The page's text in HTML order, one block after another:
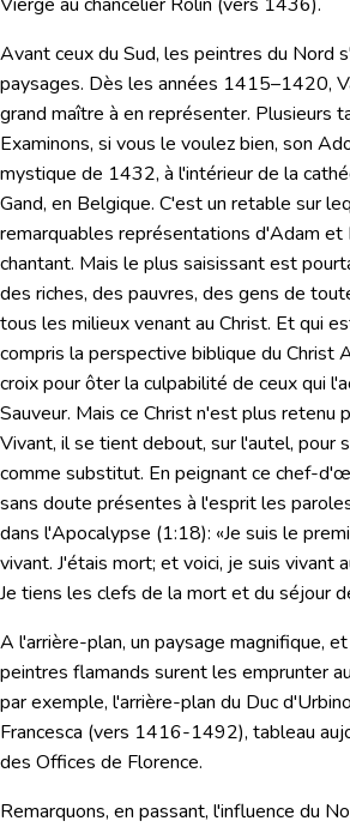
Avant ceux du Sud, les peintres du Nord
paysages. Dès les années 1415–1420,
grand maître à en représenter. Plusieurs
Examinons, si vous le voulez bien, son
mystique de 1432, à l'intérieur de la
Gand, en Belgique. C'est un retable sur
remarquables représentations d'Adam et
chantant. Mais le plus saisissant est
des riches, des pauvres, des gens de
tous les milieux venant au Christ. Et qui
compris la perspective biblique du Christ
croix pour ôter la culpabilité de ceux qui
Sauveur. Mais ce Christ n'est plus retenu
Vivant, il se tient debout, sur l'autel, pour
comme substitut. En peignant ce chef-
sans doute présentes à l'esprit les
dans l'Apocalypse (1:18): «Je suis le
vivant. J'étais mort; et voici, je suis vivant
Je tiens les clefs de la mort et du séjour
A l'arrière-plan, un paysage magnifique,
peintres flamands surent les emprunter
par exemple, l'arrière-plan du Duc
Francesca (vers 1416-1492), tableau
des Offices de Florence.
Remarquons, en passant, l'influence du